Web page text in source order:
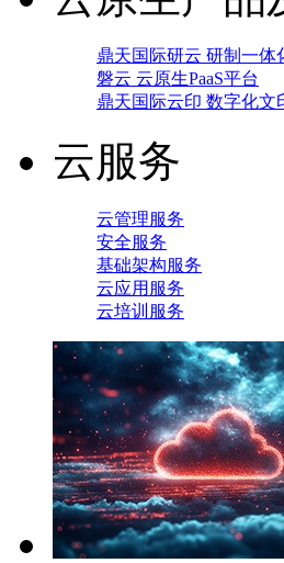
鼎天国际研云 研制一体
磐云 云原生PaaS平台
鼎天国际云印 数字化文
云服务
云管理服务
安全服务
基础架构服务
云应用服务
云培训服务